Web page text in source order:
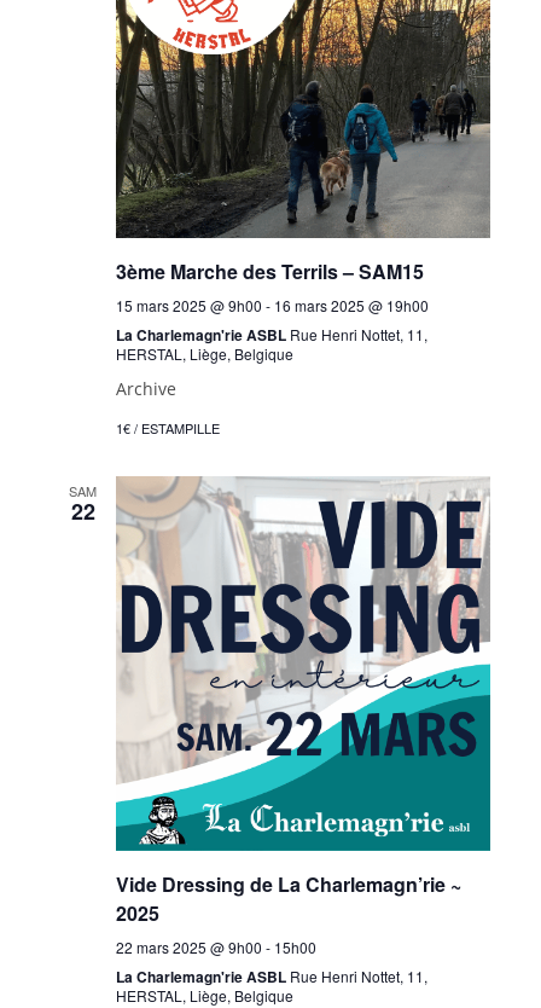
3ème Marche des Terrils – SAM15
15 mars 2025 @ 9h00 - 16 mars 2025 @ 19h00
La Charlemagn'rie ASBL Rue Henri Nottet, 11,
HERSTAL, Liège, Belgique
Archive
1€ / ESTAMPILLE
SAM
22
Vide Dressing de La Charlemagn’rie ~
2025
22 mars 2025 @ 9h00 - 15h00
La Charlemagn'rie ASBL Rue Henri Nottet, 11,
HERSTAL, Liège, Belgique